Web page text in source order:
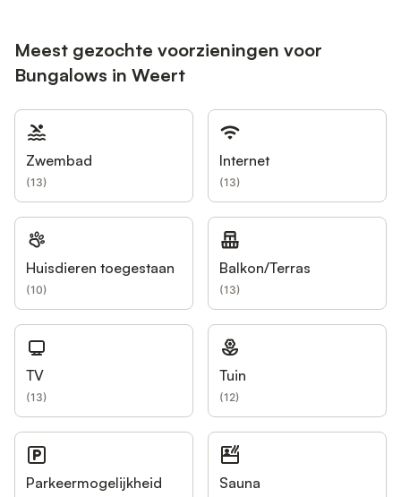
Meest gezochte voorzieningen voor
Bungalows in Weert
Zwembad
(13)
Internet
(13)
Huisdieren toegestaan
(10)
Balkon/Terras
(13)
TV
(13)
Tuin
(12)
Parkeermogelijkheid Sauna